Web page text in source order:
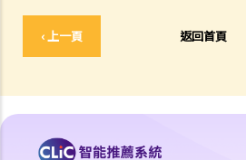
‹ 上一頁 返回首頁
4. 受權人的資格
a. 以個人為受權人
能力時，我的兒子可處理我的財政事務。
書，我的兒子就可以順利成為受權人吧？